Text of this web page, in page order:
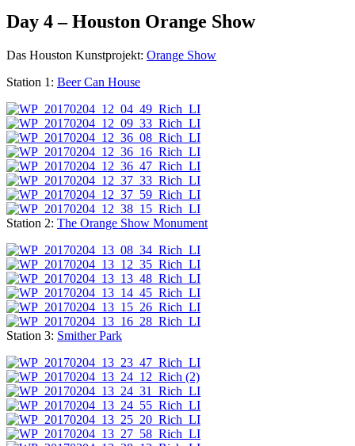
Day 4 – Houston Orange Show
Das Houston Kunstprojekt: Orange Show
Station 1: Beer Can House
Station 2: The Orange Show Monument
Station 3: Smither Park